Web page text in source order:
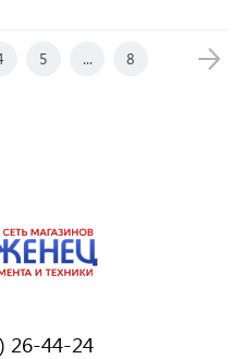
5 ... 8
26-44-24